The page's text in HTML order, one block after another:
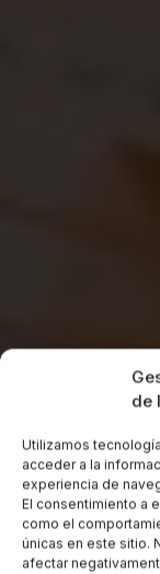
de
Utilizamos
acceder a la
experiencia de
El consentimiento a
como el
únicas en este sitio.
afectar